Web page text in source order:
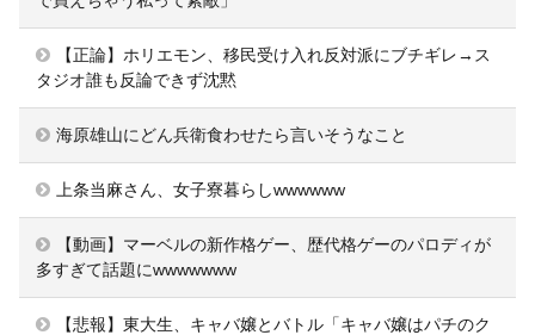
【正論】ホリエモン、移民受け入れ反対派にブチギレ→ス
タジオ誰も反論できず沈黙
海原雄山にどん兵衛食わせたら言いそうなこと
上条当麻さん、女子寮暮らしwwwwww
【動画】マーベルの新作格ゲー、歴代格ゲーのパロディが
多すぎて話題にwwwwwww
【悲報】東大生、キャバ嬢とバトル「キャバ嬢はパチのク